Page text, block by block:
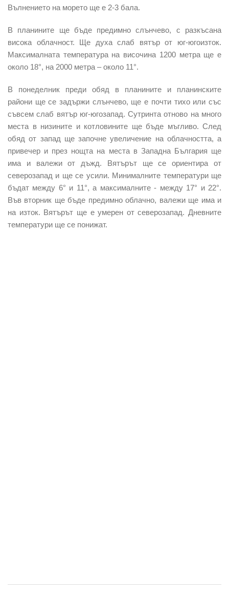
Вълнението на морето ще е 2-3 бала.
В планините ще бъде предимно слънчево, с разкъсана
висока облачност. Ще духа слаб вятър от юг-югоизток.
Максималната температура на височина 1200 метра ще е
около 18°, на 2000 метра – около 11°.
В понеделник преди обяд в планините и планинските
райони ще се задържи слънчево, ще е почти тихо или със
съвсем слаб вятър юг-югозапад. Сутринта отново на много
места в низините и котловините ще бъде мъгливо. След
обяд от запад ще започне увеличение на облачността, а
привечер и през нощта на места в Западна България ще
има и валежи от дъжд. Вятърът ще се ориентира от
северозапад и ще се усили. Минималните температури ще
бъдат между 6° и 11°, а максималните - между 17° и 22°.
Във вторник ще бъде предимно облачно, валежи ще има и
на изток. Вятърът ще е умерен от северозапад. Дневните
температури ще се понижат.